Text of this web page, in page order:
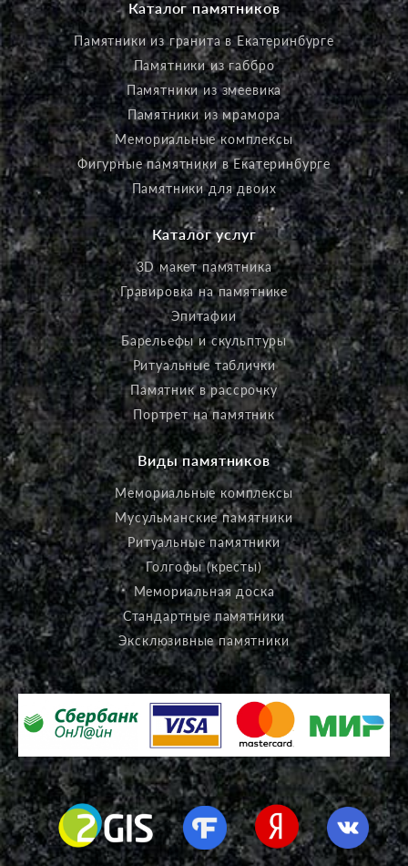
Каталог памятников
Памятники из гранита в Екатеринбурге
Памятники из габбро
Памятники из змеевика
Памятники из мрамора
Мемориальные комплексы
Фигурные памятники в Екатеринбурге
Памятники для двоих
Каталог услуг
3D макет памятника
Гравировка на памятнике
Эпитафии
Барельефы и скульптуры
Ритуальные таблички
Памятник в рассрочку
Портрет на памятник
Виды памятников
Мемориальные комплексы
Мусульманские памятники
Ритуальные памятники
Голгофы (кресты)
Мемориальная доска
Стандартные памятники
Эксклюзивные памятники